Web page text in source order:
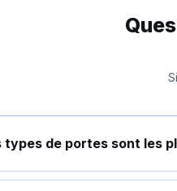
types de portes sont les